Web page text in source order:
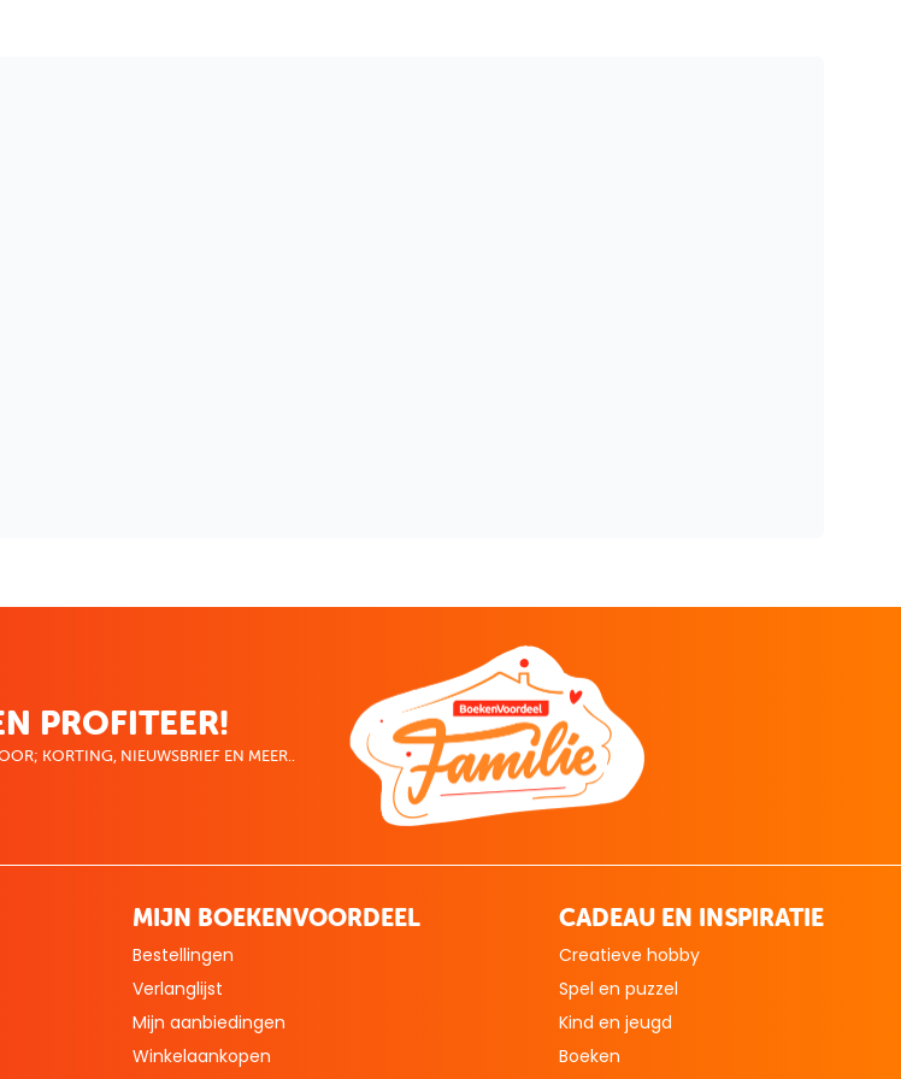
PROFITEER!
KORTING, NIEUWSBRIEF EN MEER..
MIJN BOEKENVOORDEEL
Bestellingen
Verlanglijst
Mijn aanbiedingen
Winkelaankopen
CADEAU EN INSPIRATIE
Creatieve hobby
Spel en puzzel
Kind en jeugd
Boeken